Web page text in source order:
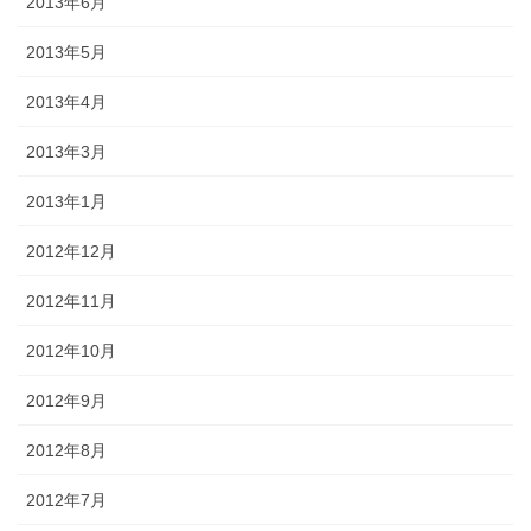
2013年5月
2013年4月
2013年3月
2013年1月
2012年12月
2012年11月
2012年10月
2012年9月
2012年8月
2012年7月